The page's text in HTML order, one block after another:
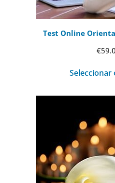
Test Online
€
Seleccionar